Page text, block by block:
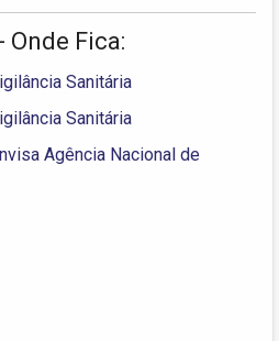
Onde Fica:
Sanitária
Sanitária
Agência Nacional de